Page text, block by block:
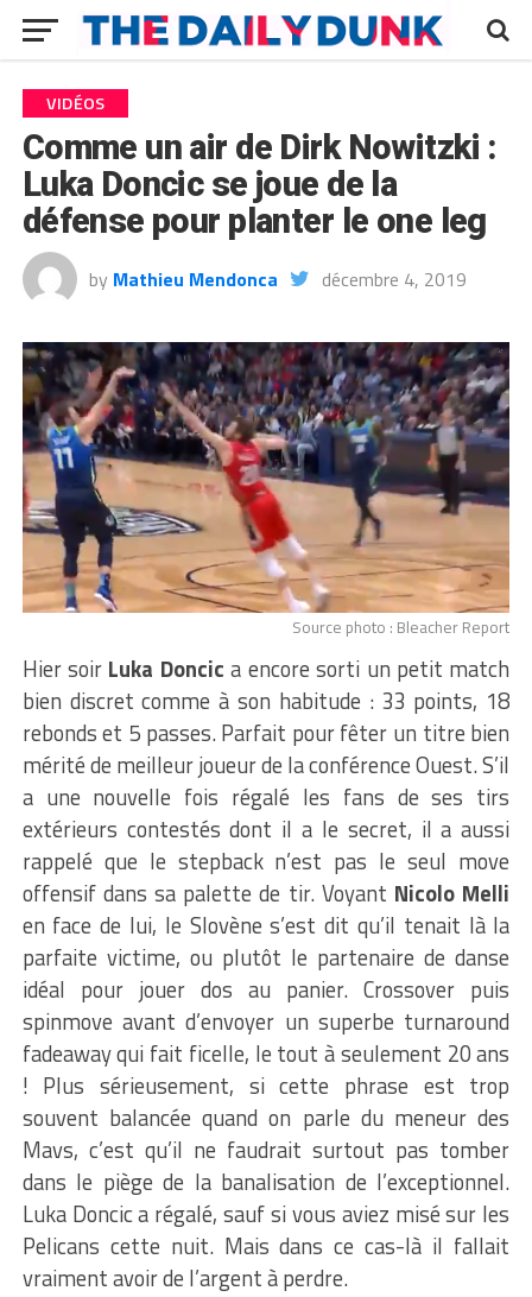
VIDÉOS
Comme un air de Dirk Nowitzki :
Luka Doncic se joue de la
défense pour planter le one leg
by Mathieu Mendonca décembre 4, 2019
Source photo : Bleacher Report
Hier soir Luka Doncic a encore sorti un petit match
bien discret comme à son habitude : 33 points, 18
rebonds et 5 passes. Parfait pour fêter un titre bien
mérité de meilleur joueur de la conférence Ouest. S’il
a une nouvelle fois régalé les fans de ses tirs
extérieurs contestés dont il a le secret, il a aussi
rappelé que le stepback n’est pas le seul move
offensif dans sa palette de tir. Voyant Nicolo Melli
en face de lui, le Slovène s’est dit qu’il tenait là la
parfaite victime, ou plutôt le partenaire de danse
idéal pour jouer dos au panier. Crossover puis
spinmove avant d’envoyer un superbe turnaround
fadeaway qui fait ficelle, le tout à seulement 20 ans
! Plus sérieusement, si cette phrase est trop
souvent balancée quand on parle du meneur des
Mavs, c’est qu’il ne faudrait surtout pas tomber
dans le piège de la banalisation de l’exceptionnel.
Luka Doncic a régalé, sauf si vous aviez misé sur les
Pelicans cette nuit. Mais dans ce cas-là il fallait
vraiment avoir de l’argent à perdre.